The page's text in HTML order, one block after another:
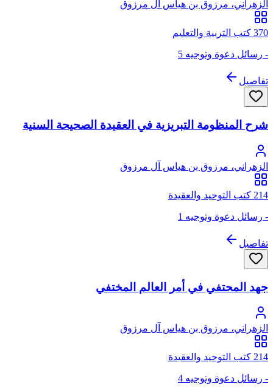
الزهراني، مرزوق بن هياس آل مرزوق
370 كتب التربية والتعليم
- رسائل دعوة وتوجيه 5
تفاصيل
شرح المنظومة التبريزية في العقيدة الصحيحة السنية
الزهراني، مرزوق بن هياس آل مرزوق
214 كتب التوحيد والعقيدة
- رسائل دعوة وتوجيه 1
تفاصيل
جهد المحتفي في أمر العالم المختفي
الزهراني، مرزوق بن هياس آل مرزوق
214 كتب التوحيد والعقيدة
- رسائل دعوة وتوجيه 4